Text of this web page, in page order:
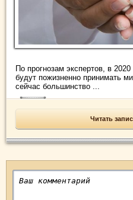
По прогнозам экспертов, в
будут пожизненно принимать
сейчас большинство ...
Читать